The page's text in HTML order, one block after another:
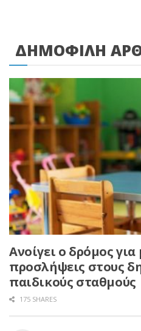
ΔΗΜΟΦΙΛΗ
Ανοίγει ο δρόμος για
προσλήψεις στους
παιδικούς σταθμούς
175 SHARES